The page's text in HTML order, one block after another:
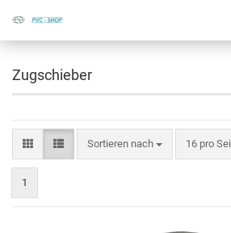
Zugschieber
Sortieren nach 16 pro
1